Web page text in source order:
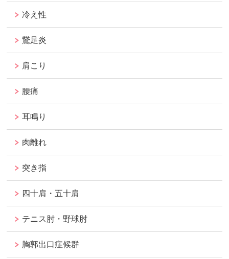
冷え性
鵞足炎
肩こり
腰痛
耳鳴り
肉離れ
突き指
四十肩・五十肩
テニス肘・野球肘
胸郭出口症候群